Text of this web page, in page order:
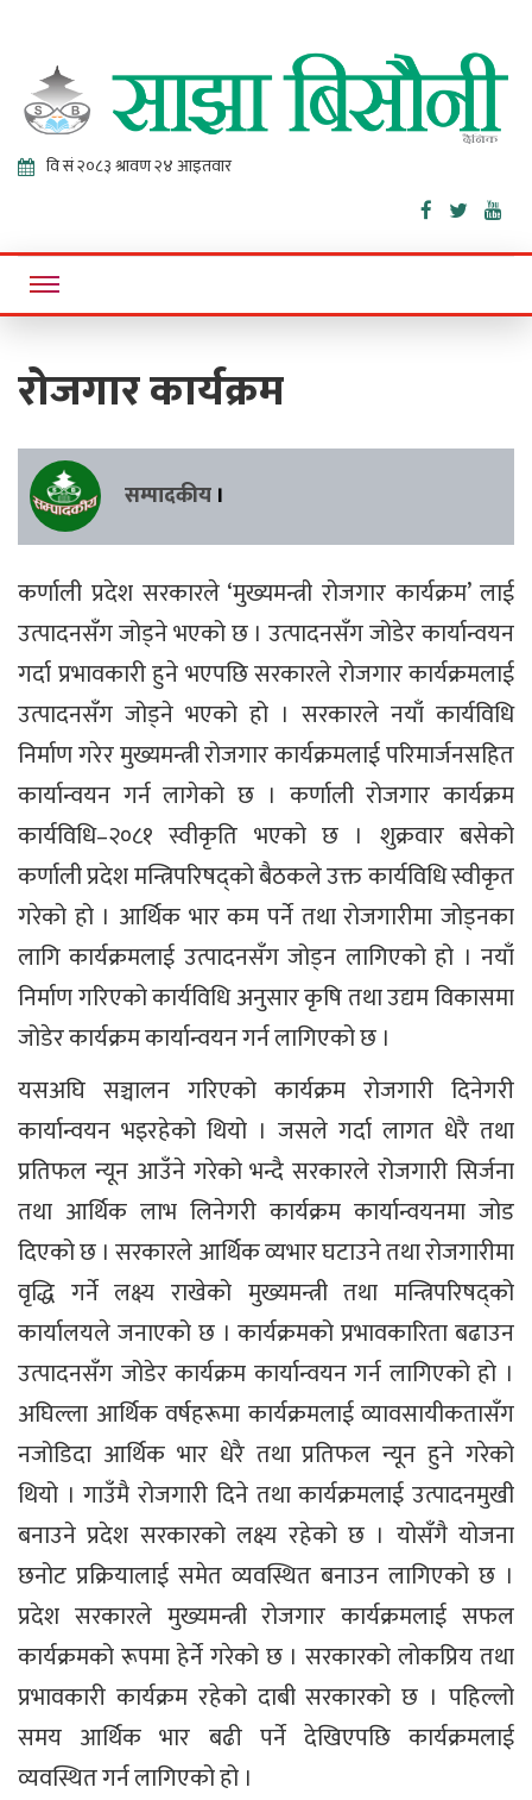
Sajha
Bisaunee
Online News Portal
रोजगार कार्यक्रम
सम्पादकीय ।
कर्णाली प्रदेश सरकारले ‘मुख्यमन्त्री रोजगार कार्यक्रम’ लाई
उत्पादनसँग जोड्ने भएको छ । उत्पादनसँग जोडेर कार्यान्वयन
गर्दा प्रभावकारी हुने भएपछि सरकारले रोजगार कार्यक्रमलाई
उत्पादनसँग जोड्ने भएको हो । सरकारले नयाँ कार्यविधि
निर्माण गरेर मुख्यमन्त्री रोजगार कार्यक्रमलाई परिमार्जनसहित
कार्यान्वयन गर्न लागेको छ । कर्णाली रोजगार कार्यक्रम
कार्यविधि–२०८१ स्वीकृति भएको छ । शुक्रवार बसेको
कर्णाली प्रदेश मन्त्रिपरिषद्को बैठकले उक्त कार्यविधि स्वीकृत
गरेको हो । आर्थिक भार कम पर्ने तथा रोजगारीमा जोड्नका
लागि कार्यक्रमलाई उत्पादनसँग जोड्न लागिएको हो । नयाँ
निर्माण गरिएको कार्यविधि अनुसार कृषि तथा उद्यम विकासमा
जोडेर कार्यक्रम कार्यान्वयन गर्न लागिएको छ ।
यसअघि सञ्चालन गरिएको कार्यक्रम रोजगारी दिनेगरी
कार्यान्वयन भइरहेको थियो । जसले गर्दा लागत धेरै तथा
प्रतिफल न्यून आउँने गरेको भन्दै सरकारले रोजगारी सिर्जना
तथा आर्थिक लाभ लिनेगरी कार्यक्रम कार्यान्वयनमा जोड
दिएको छ । सरकारले आर्थिक व्यभार घटाउने तथा रोजगारीमा
वृद्धि गर्ने लक्ष्य राखेको मुख्यमन्त्री तथा मन्त्रिपरिषद्को
कार्यालयले जनाएको छ । कार्यक्रमको प्रभावकारिता बढाउन
उत्पादनसँग जोडेर कार्यक्रम कार्यान्वयन गर्न लागिएको हो ।
अघिल्ला आर्थिक वर्षहरूमा कार्यक्रमलाई व्यावसायीकतासँग
नजोडिदा आर्थिक भार धेरै तथा प्रतिफल न्यून हुने गरेको
थियो । गाउँमै रोजगारी दिने तथा कार्यक्रमलाई उत्पादनमुखी
बनाउने प्रदेश सरकारको लक्ष्य रहेको छ । योसँगै योजना
छनोट प्रक्रियालाई समेत व्यवस्थित बनाउन लागिएको छ ।
प्रदेश सरकारले मुख्यमन्त्री रोजगार कार्यक्रमलाई सफल
कार्यक्रमको रूपमा हेर्ने गरेको छ । सरकारको लोकप्रिय तथा
प्रभावकारी कार्यक्रम रहेको दाबी सरकारको छ । पहिल्लो
समय आर्थिक भार बढी पर्ने देखिएपछि कार्यक्रमलाई
व्यवस्थित गर्न लागिएको हो ।